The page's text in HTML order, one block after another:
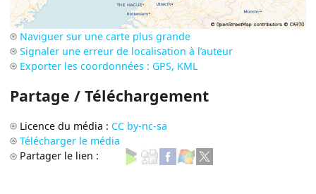
Naviguer sur une carte plus grande
Signaler une erreur de localisation à l’auteur
Exporter les coordonnées : GPS, KML
Partage / Téléchargement
Licence du média : CC by-nc-sa
Télécharger le média
Partager le lien :